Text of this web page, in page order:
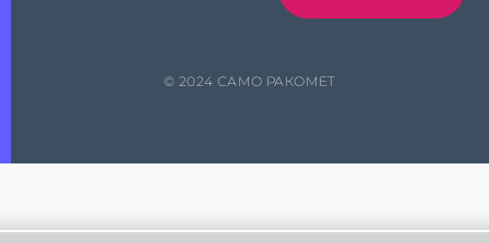
© 2024 САМО РАКОМЕТ